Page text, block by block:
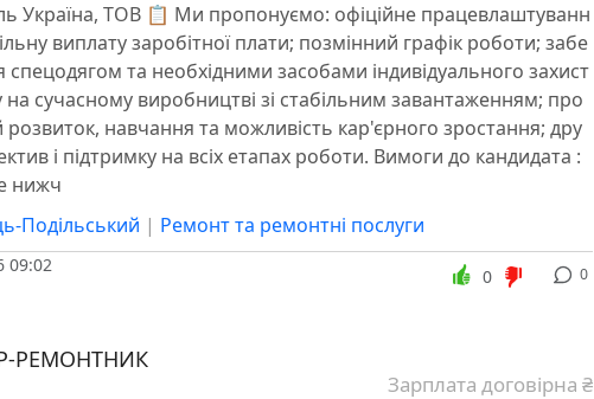
Україна, ТОВ 📋 Ми пропонуємо: офіційне працевлаштуванн
виплату заробітної плати; позмінний графік роботи; забе
спецодягом та необхідними засобами індивідуального захист
на сучасному виробництві зі стабільним завантаженням; про
розвиток, навчання та можливість кар'єрного зростання; дру
і підтримку на всіх етапах роботи. Вимоги до кандидата :
нижч
Подільський | Ремонт та ремонтні послуги
09:02 0
0
РЕМОНТНИК
Зарплата договірна ₴